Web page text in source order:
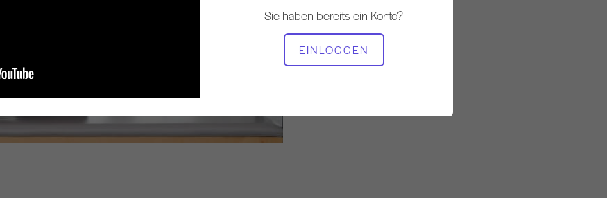
Sie haben bereits ein Konto?
EINLOGGEN
BENÖTIGTE AUSRÜSTUNG
Cadillac